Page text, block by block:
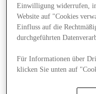
Einwilligung widerrufen,
Website auf "Cookies
Einfluss auf die
durchgeführten
Für Informationen über
klicken Sie unten auf